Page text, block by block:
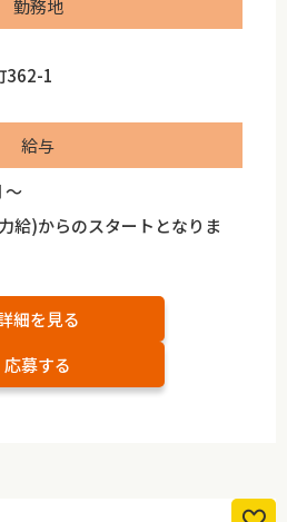
勤務地
362-1
給与
～
給)からのスタートとなりま
細を見る
応募する